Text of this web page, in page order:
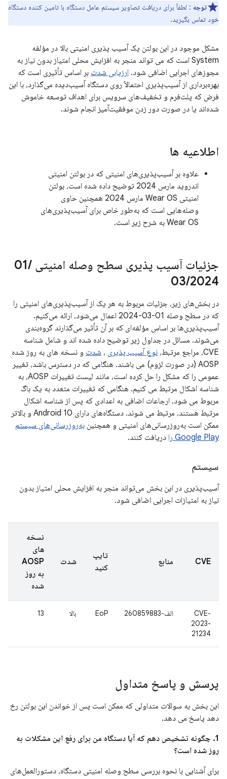
توجه : لطفاً برای دریافت تصاویر سیستم عامل دستگاه با تامین کننده دستگاه
خود تماس بگیرید.
مشکل موجود در این بولتن یک آسیب پذیری امنیتی بالا در مؤلفه
System است که می تواند منجر به افزایش محلی امتیاز بدون نیاز به
مجوزهای اجرایی اضافی شود. ارزیابی شدت بر اساس تأثیری است که
بهره‌برداری از آسیب‌پذیری احتمالاً روی دستگاه آسیب‌دیده می‌گذارد، با این
فرض که پلت‌فرم و تخفیف‌های سرویس برای اهداف توسعه خاموش
شده‌اند یا در صورت دور زدن موفقیت‌آمیز انجام شوند.
اطلاعیه ها
علاوه بر آسیب‌پذیری‌های امنیتی که در بولتن امنیتی
اندروید مارس 2024 توضیح داده شده است، بولتن
امنیتی Wear OS مارس 2024 همچنین حاوی
وصله‌هایی است که به‌طور خاص برای آسیب‌پذیری‌های
Wear OS به شرح زیر است.
جزئیات آسیب پذیری سطح وصله امنیتی 01 /
03/2024
در بخش‌های زیر، جزئیات مربوط به هر یک از آسیب‌پذیری‌های امنیتی را
که در سطح وصله 01-03-2024 اعمال می‌شود، ارائه می‌کنیم.
آسیب‌پذیری‌ها بر اساس مؤلفه‌ای که بر آن تأثیر می‌گذارند گروه‌بندی
می‌شوند. مسائل در جداول زیر توضیح داده شده اند و شامل شناسه
CVE، مراجع مرتبط،
نوع آسیب پذیری ، شدت و نسخه های به روز شده
AOSP (در صورت لزوم) می باشند. هنگامی که در دسترس باشد، تغییر
عمومی را که مشکل را حل کرده است، مانند لیست تغییرات AOSP، به
شناسه اشکال مرتبط می کنیم. هنگامی که تغییرات متعدد به یک باگ
مربوط می شود، ارجاعات اضافی به اعدادی که پس از شناسه اشکال
مرتبط هستند، مرتبط می شوند. دستگاه‌های دارای Android 10 و بالاتر
ممکن است به‌روزرسانی‌های امنیتی و همچنین به‌روزرسانی‌های سیستم
Google Play را
دریافت کنند.
سیستم
آسیب‌پذیری در این بخش می‌تواند منجر به افزایش محلی امتیاز بدون
نیاز به امتیازات اجرایی اضافی شود.
CVE منابع
تایپ
کنید
شدت
نسخه
های
AOSP
به روز
شده
CVE-
2023-
21234
الف-260859883 EoP بالا 13
پرسش و پاسخ متداول
این بخش به سوالات متداولی که ممکن است پس از خواندن این بولتن رخ
دهد پاسخ می دهد.
1. چگونه تشخیص دهم که آیا دستگاه من برای رفع این مشکلات به
روز شده است؟
برای آشنایی با نحوه بررسی سطح وصله امنیتی دستگاه، دستورالعمل‌های